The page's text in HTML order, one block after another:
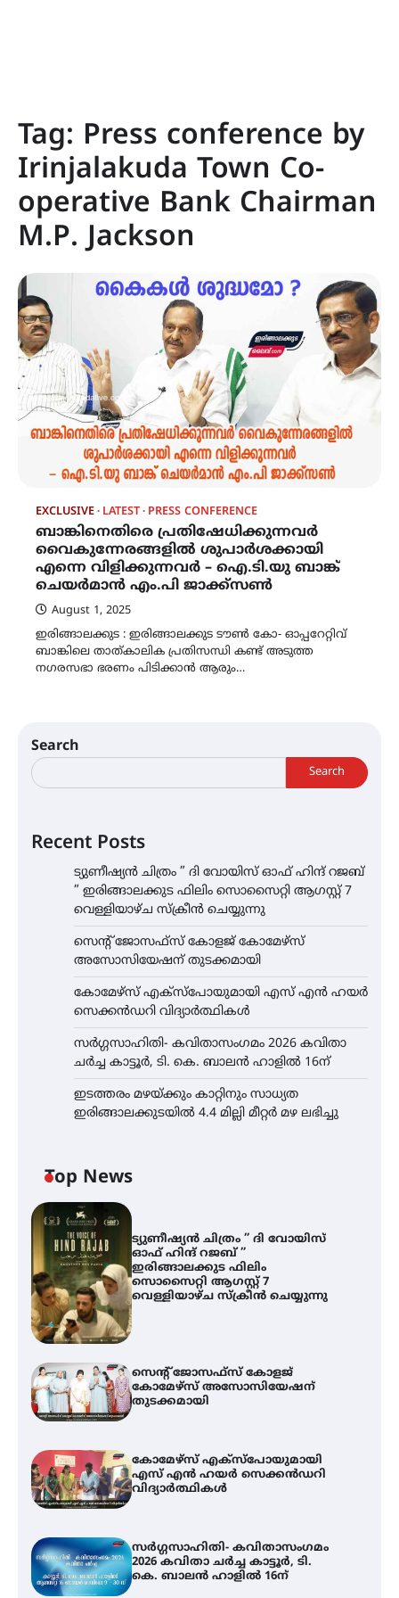
Tag: Press conference by
Irinjalakuda Town Co-
operative Bank Chairman
M.P. Jackson
EXCLUSIVE LATEST PRESS CONFERENCE
ബാങ്കിനെതിരെ പ്രതിഷേധിക്കുന്നവർ
വൈകുന്നേരങ്ങളിൽ ശുപാർശക്കായി
എന്നെ വിളിക്കുന്നവർ – ഐ.ടി.യു ബാങ്ക്
ചെയർമാൻ എം.പി ജാക്ക്സൺ
August 1, 2025
ഇരിങ്ങാലക്കുട : ഇരിങ്ങാലക്കുട ടൗൺ കോ- ഓപ്പറേറ്റിവ്
ബാങ്കിലെ താത്കാലിക പ്രതിസന്ധി കണ്ട് അടുത്ത
നഗരസഭാ ഭരണം പിടിക്കാൻ ആരും…
Search
Search
Recent Posts
ട്യുണീഷ്യൻ ചിത്രം ” ദി വോയിസ് ഓഫ് ഹിന്ദ് റജബ്
” ഇരിങ്ങാലക്കുട ഫിലിം സൊസൈറ്റി ആഗസ്റ്റ് 7
വെള്ളിയാഴ്ച സ്‌ക്രീൻ ചെയ്യുന്നു
സെന്റ് ജോസഫ്സ് കോളജ് കോമേഴ്‌സ്
അസോസിയേഷന് തുടക്കമായി
കോമേഴ്സ് എക്സ്പോയുമായി എസ് എൻ ഹയർ
സെക്കൻഡറി വിദ്യാർത്ഥികൾ
സർഗ്ഗസാഹിതി- കവിതാസംഗമം 2026 കവിതാ
ചർച്ച കാട്ടൂർ, ടി. കെ. ബാലൻ ഹാളിൽ 16ന്
ഇടത്തരം മഴയ്ക്കും കാറ്റിനും സാധ്യത
ഇരിങ്ങാലക്കുടയിൽ 4.4 മില്ലി മീറ്റർ മഴ ലഭിച്ചു
Top News
ട്യുണീഷ്യൻ ചിത്രം ” ദി വോയിസ്
ഓഫ് ഹിന്ദ് റജബ് ”
ഇരിങ്ങാലക്കുട ഫിലിം
സൊസൈറ്റി ആഗസ്റ്റ് 7
വെള്ളിയാഴ്ച സ്‌ക്രീൻ ചെയ്യുന്നു
സെന്റ് ജോസഫ്സ് കോളജ്
കോമേഴ്‌സ് അസോസിയേഷന്
തുടക്കമായി
കോമേഴ്സ് എക്സ്പോയുമായി
എസ് എൻ ഹയർ സെക്കൻഡറി
വിദ്യാർത്ഥികൾ
സർഗ്ഗസാഹിതി- കവിതാസംഗമം
2026 കവിതാ ചർച്ച കാട്ടൂർ, ടി.
കെ. ബാലൻ ഹാളിൽ 16ന്